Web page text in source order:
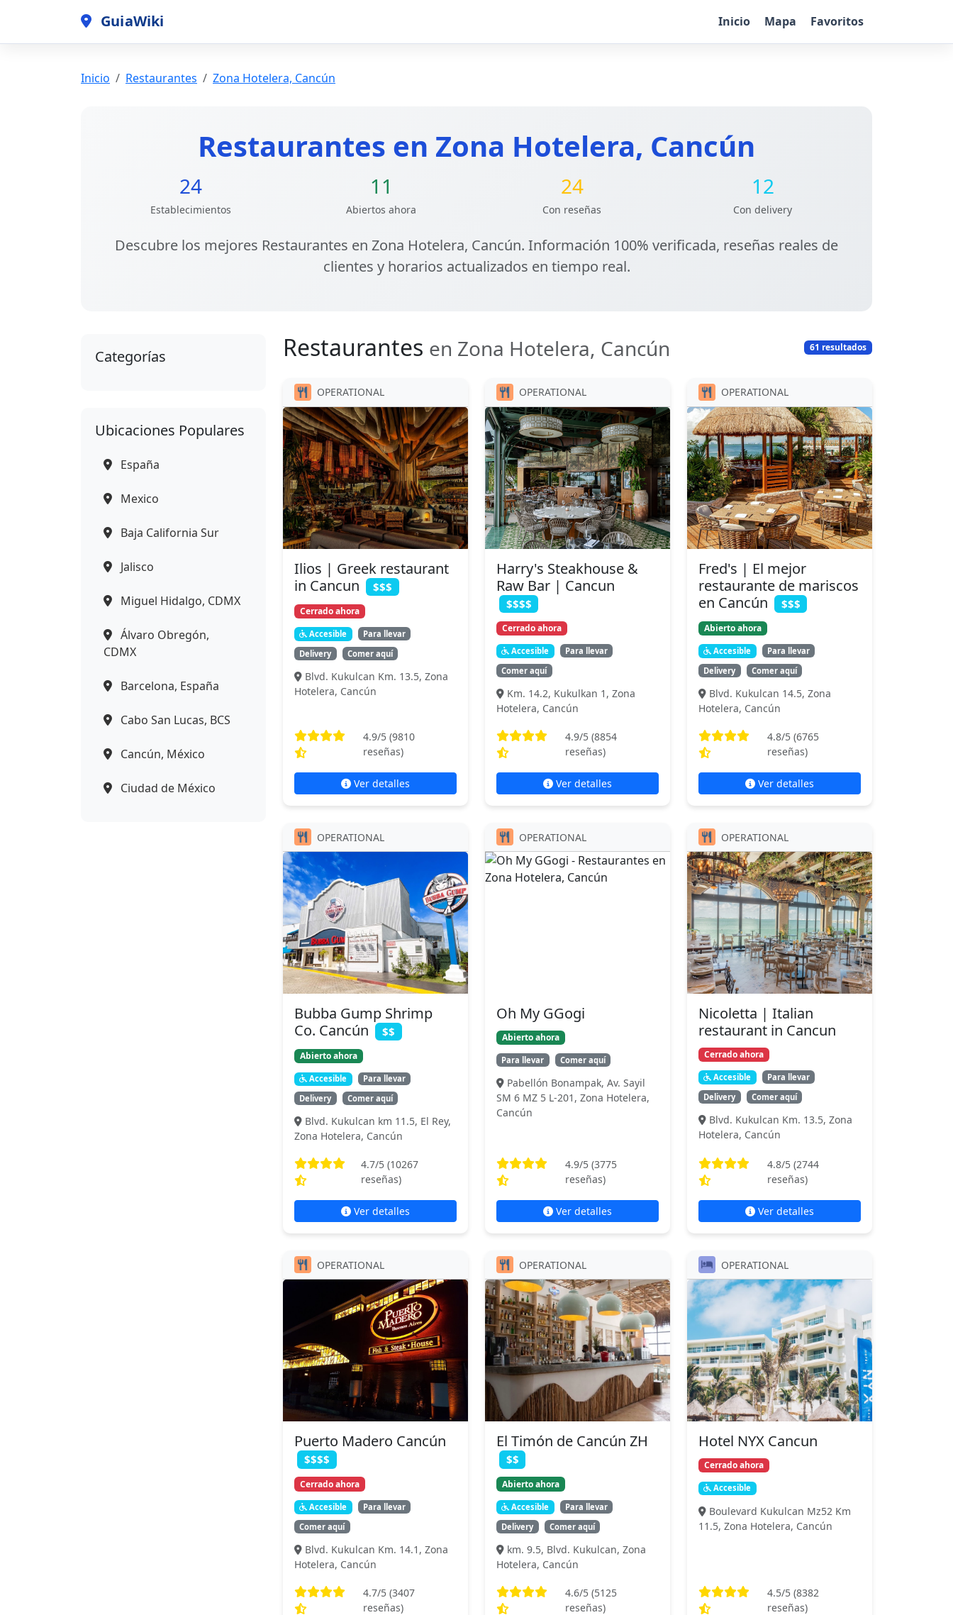
GuiaWiki Inicio Mapa Favoritos
Inicio Restaurantes Zona Hotelera, Cancún
Restaurantes en Zona Hotelera, Cancún
24
Establecimientos
11
Abiertos ahora
24
Con reseñas
12
Con delivery
Descubre los mejores Restaurantes en Zona Hotelera, Cancún. Información 100% verificada, reseñas reales de
clientes y horarios actualizados en tiempo real.
Categorías
Ubicaciones Populares
España
Mexico
Baja California Sur
Jalisco
Miguel Hidalgo, CDMX
Álvaro Obregón,
CDMX
Barcelona, España
Cabo San Lucas, BCS
Cancún, México
Ciudad de México
Restaurantes en Zona Hotelera, Cancún 61 resultados
OPERATIONAL
Ilios | Greek restaurant
in Cancun
$$$
Cerrado ahora
Accesible
Para llevar
Delivery
Comer aquí
Blvd. Kukulcan Km. 13.5, Zona
Hotelera, Cancún
4.9/5 (9810
reseñas)
Ver detalles
OPERATIONAL
Harry's Steakhouse &
Raw Bar | Cancun
$$$$
Cerrado ahora
Accesible
Para llevar
Comer aquí
Km. 14.2, Kukulkan 1, Zona
Hotelera, Cancún
4.9/5 (8854
reseñas)
Ver detalles
OPERATIONAL
Fred's | El mejor
restaurante de mariscos
en Cancún
$$$
Abierto ahora
Accesible
Para llevar
Delivery
Comer aquí
Blvd. Kukulcan 14.5, Zona
Hotelera, Cancún
4.8/5 (6765
reseñas)
Ver detalles
OPERATIONAL
Bubba Gump Shrimp
Co. Cancún
$$
Abierto ahora
Accesible
Para llevar
Delivery
Comer aquí
Blvd. Kukulcan km 11.5, El Rey,
Zona Hotelera, Cancún
4.7/5 (10267
reseñas)
Ver detalles
OPERATIONAL
Oh My GGogi
Abierto ahora
Para llevar Comer aquí
Pabellón Bonampak, Av. Sayil
SM 6 MZ 5 L-201, Zona Hotelera,
Cancún
4.9/5 (3775
reseñas)
Ver detalles
OPERATIONAL
Nicoletta | Italian
restaurant in Cancun
Cerrado ahora
Accesible
Para llevar
Delivery
Comer aquí
Blvd. Kukulcan Km. 13.5, Zona
Hotelera, Cancún
4.8/5 (2744
reseñas)
Ver detalles
OPERATIONAL
Puerto Madero Cancún
$$$$
Cerrado ahora
Accesible
Para llevar
Comer aquí
Blvd. Kukulcan Km. 14.1, Zona
Hotelera, Cancún
4.7/5 (3407
reseñas)
OPERATIONAL
El Timón de Cancún ZH
$$
Abierto ahora
Accesible
Para llevar
Delivery
Comer aquí
km. 9.5, Blvd. Kukulcan, Zona
Hotelera, Cancún
4.6/5 (5125
reseñas)
OPERATIONAL
Hotel NYX Cancun
Cerrado ahora
Accesible
Boulevard Kukulcan Mz52 Km
11.5, Zona Hotelera, Cancún
4.5/5 (8382
reseñas)